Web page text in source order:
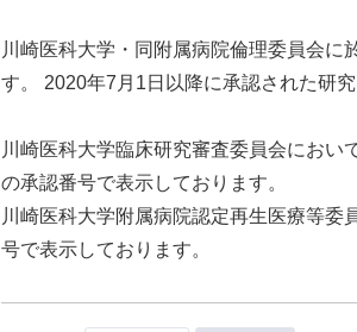
川崎医科大学・同附属病院倫理委員会に
す。 2020年7月1日以降に承認された研究
川崎医科大学臨床研究審査委員会にお
の承認番号で表示しております。
川崎医科大学附属病院認定再生医療等
号で表示しております。